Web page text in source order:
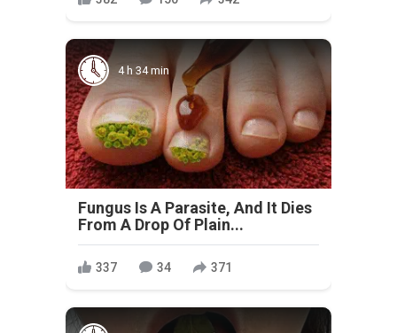
4 h 34 min
Fungus Is A Parasite, And It Dies
From A Drop Of Plain...
337 34 371